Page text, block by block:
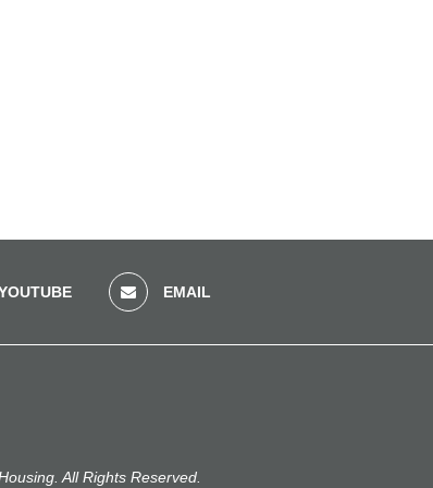
EMAIL
All Rights Reserved.